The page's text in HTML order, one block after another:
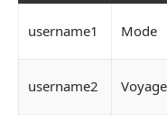
username1 Mode
username2 Voyage